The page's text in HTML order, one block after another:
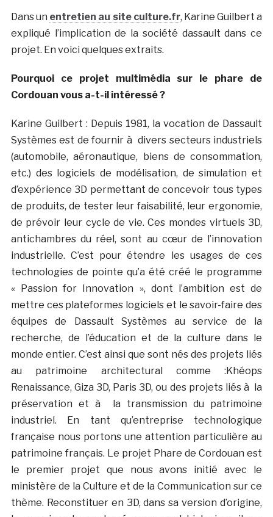
Dans un entretien au site culture.fr, Karine Guilbert a
expliqué l’implication de la société dassault dans ce
projet. En voici quelques extraits.
Pourquoi ce projet multimédia sur le phare de
Cordouan vous a-t-il intéressé ?
Karine Guilbert : Depuis 1981, la vocation de Dassault
Systèmes est de fournir à divers secteurs industriels
(automobile, aéronautique, biens de consommation,
etc.) des logiciels de modélisation, de simulation et
d’expérience 3D permettant de concevoir tous types
de produits, de tester leur faisabilité, leur ergonomie,
de prévoir leur cycle de vie. Ces mondes virtuels 3D,
antichambres du réel, sont au cœur de l’innovation
industrielle. C’est pour étendre les usages de ces
technologies de pointe qu’a été créé le programme
« Passion for Innovation », dont l’ambition est de
mettre ces plateformes logiciels et le savoir-faire des
équipes de Dassault Systèmes au service de la
recherche, de l’éducation et de la culture dans le
monde entier. C’est ainsi que sont nés des projets liés
au patrimoine architectural comme :Khéops
Renaissance, Giza 3D, Paris 3D, ou des projets liés à la
préservation et à la transmission du patrimoine
industriel. En tant qu’entreprise technologique
française nous portons une attention particulière au
patrimoine français. Le projet Phare de Cordouan est
le premier projet que nous avons initié avec le
ministère de la Culture et de la Communication sur ce
thème. Reconstituer en 3D, dans sa version d’origine,